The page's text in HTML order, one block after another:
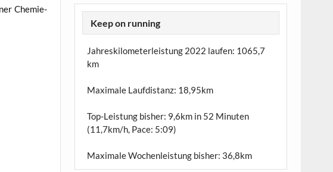
Che­mie­
Keep on running
Jahreskilometerleistung 2022 laufen: 1065,7
km
Maximale Laufdistanz: 18,95km
Top-Leistung bisher: 9,6km in 52 Minuten
(11,7km/h, Pace: 5:09)
Maximale Wochenleistung bisher: 36,8km